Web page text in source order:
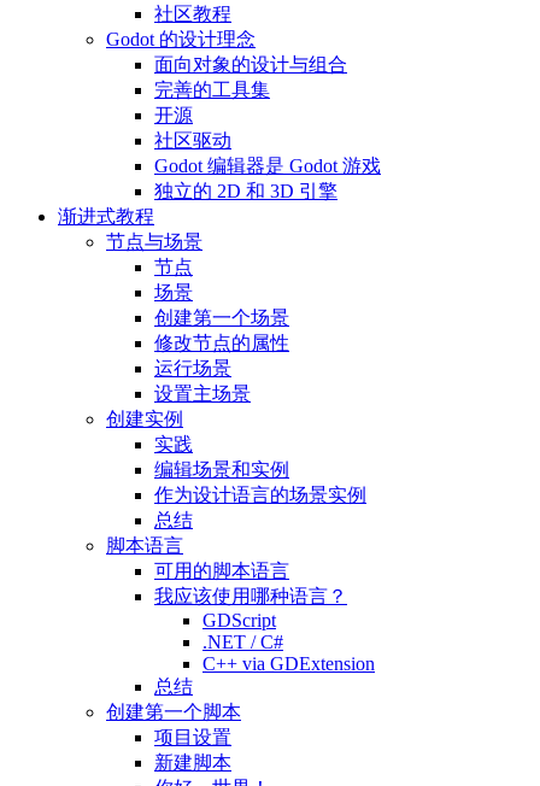
社区教程
Godot 的设计理念
面向对象的设计与组合
完善的工具集
开源
社区驱动
Godot 编辑器是 Godot 游戏
独立的 2D 和 3D 引擎
渐进式教程
节点与场景
节点
场景
创建第一个场景
修改节点的属性
运行场景
设置主场景
创建实例
实践
编辑场景和实例
作为设计语言的场景实例
总结
脚本语言
可用的脚本语言
我应该使用哪种语言？
GDScript
.NET / C#
C++ via GDExtension
总结
创建第一个脚本
项目设置
新建脚本